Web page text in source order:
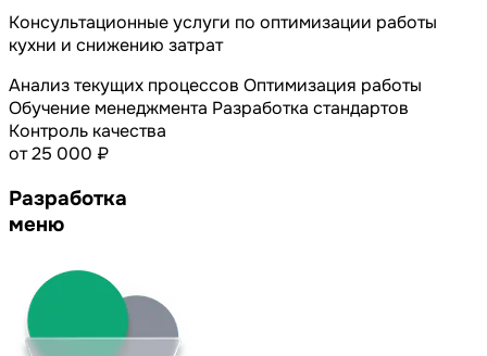
Консультационные услуги по оптимизации работы
кухни и снижению затрат
Анализ текущих процессов Оптимизация работы
Обучение менеджмента Разработка стандартов
Контроль качества
от 25 000 ₽
Разработка
меню